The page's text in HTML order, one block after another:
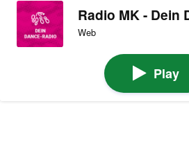
Radio MK - Dein
Web
Play